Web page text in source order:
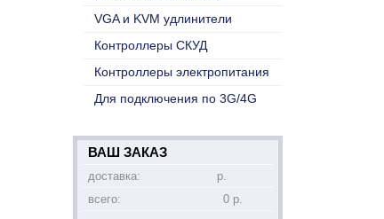
VGA и KVM удлинители
Контроллеры СКУД
Контроллеры электропитания
Для подключения по 3G/4G
ВАШ ЗАКАЗ
доставка:
р.
всего:
0 р.